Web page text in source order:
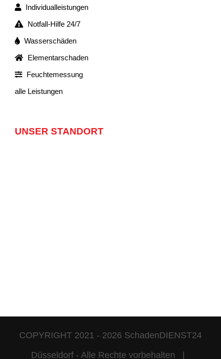
Individualleistungen
Notfall-Hilfe 24/7
Wasserschäden
Elementarschaden
Feuchtemessung
alle Leistungen
UNSER STANDORT
COPYRIGHT 2021 - 2026 SchadenDIENST24
Düsseldorf - Alle Rechte vorbehalten |